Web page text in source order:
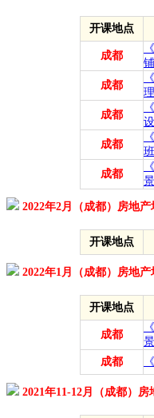
开课地点
成都
成都
成都
成都
班
成都
2022年2月（成都）房地
开课地点
2022年1月（成都）房地
开课地点
成都
成都
2021年11-12月（成都）